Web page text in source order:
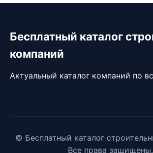
Бесплатный каталог
компаний
Актуальный каталог компаний по
© Бесплатный каталог
Все права защищены.